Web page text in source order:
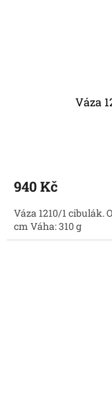
Váza
940 Kč
Váza 1210/1 cibulák.
cm Váha: 310 g